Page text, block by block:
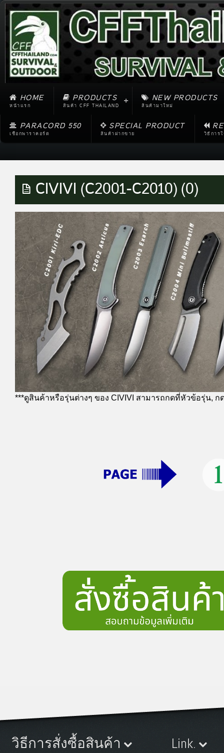
HOME
หน้าแรก
PRODUCTS
สินค้า CFF THAILAND
NEW PRODUCTS
สินค้ามาใหม่
PARACORD 550
เชือกพาราคอร์ด
SPECIAL PRODUCT
สินค้าฝากขาย วิธีการ
CIVIVI (C2001-C2010) (0)
***ดูสินค้าหรือรุ่นต่างๆ ของ CIVIVI สามารถกดที่หัวข้อรุ่น, ก
วิธีการสั่งซื้อสินค้า Link.